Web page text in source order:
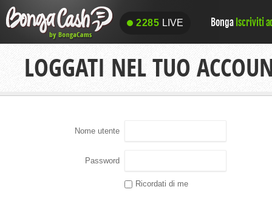
2285 LIVE
2285 LIVE Bonga Iscriviti
LOGGATI NEL TUO
Nome utente
Password
Ricordati di me